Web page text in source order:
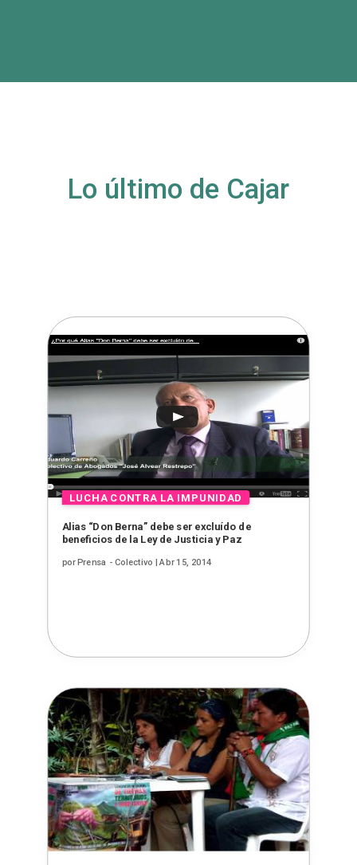
Lo último de Cajar
Alias “Don Berna” debe ser excluído de
beneficios de la Ley de Justicia y Paz
porPrensa - Colectivo | Abr 15, 2014